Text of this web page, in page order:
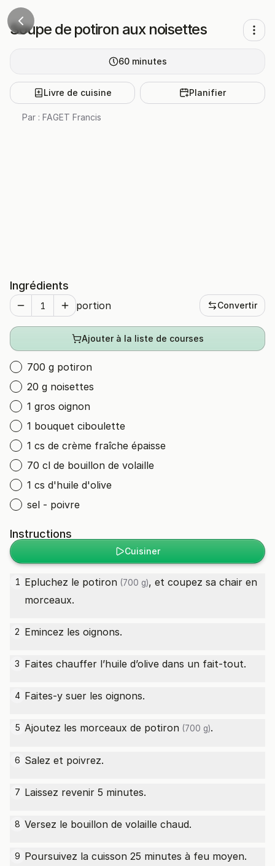
Soupe de potiron aux noisettes
60 minutes
Livre de cuisine Planifier
Par : FAGET Francis
Ingrédients
portion Convertir
Ajouter à la liste de courses
700 g potiron
20 g noisettes
1 gros oignon
1 bouquet ciboulette
1 cs de crème fraîche épaisse
70 cl de bouillon de volaille
1 cs d'huile d'olive
sel - poivre
Instructions
Cuisiner
1 Epluchez le potiron (700 g), et coupez sa chair en
morceaux.
2 Emincez les oignons.
3 Faites chauffer l’huile d’olive dans un fait-tout.
4 Faites-y suer les oignons.
5 Ajoutez les morceaux de potiron (700 g).
6 Salez et poivrez.
7 Laissez revenir 5 minutes.
8 Versez le bouillon de volaille chaud.
9 Poursuivez la cuisson 25 minutes à feu moyen.